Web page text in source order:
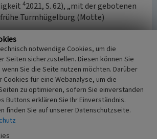
42021, S. 62), „mit der gebotenen
Turmhügelburg (Motte)
Kaiserslautern, 2023)
(1986) Fundberichte aus der
und Neuzeit 1966- 1970. In: MhVPf
308, S. 182, o. O.
(1986)
notwendige Cookies, um die
Seiten sicherzustellen. Diesen können Sie
Sie die Seite nutzen möchten. Darüber
Cookies für eine Webanalyse, um die
zu optimieren, sofern Sie einverstanden
Buttons erklären Sie Ihr Einverständnis.
finden Sie auf unserer Datenschutzseite.